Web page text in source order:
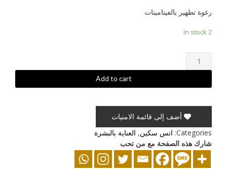
رغوة تطهير بالفيتامينات
2 in stock
غسول
quantity
Add to cart
أضف إلى قائمة الامنيات
Categories: اتس سكين, العناية بالبشرة
شارك هذه الصفحة مع من تحب